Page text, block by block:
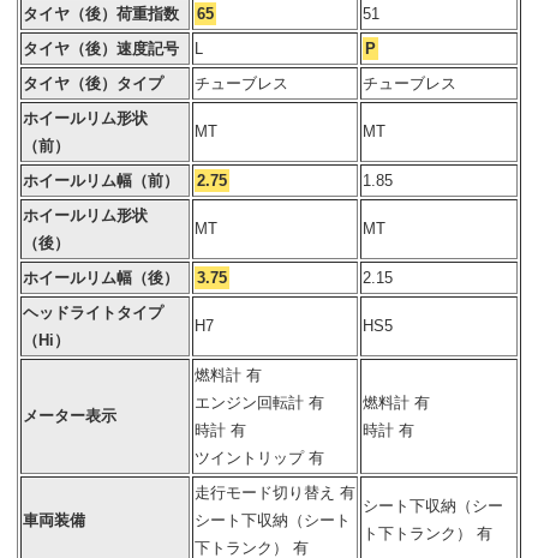
タイヤ（後）荷重指数
65
51
タイヤ（後）速度記号
L
P
タイヤ（後）タイプ
チューブレス
チューブレス
ホイールリム形状
（前）
MT MT
ホイールリム幅（前） 2.75
1.85
ホイールリム形状
（後）
MT MT
ホイールリム幅（後） 3.75
2.15
ヘッドライトタイプ
（Hi）
H7 HS5
メーター表示
燃料計 有
エンジン回転計 有
時計 有
ツイントリップ 有
燃料計 有
時計 有
車両装備
走行モード切り替え 有
シート下収納（シート
下トランク） 有
シート下収納（シー
ト下トランク） 有